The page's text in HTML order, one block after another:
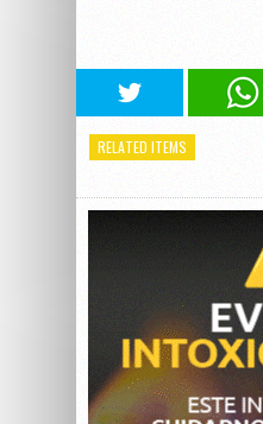
RELATED ITEMS